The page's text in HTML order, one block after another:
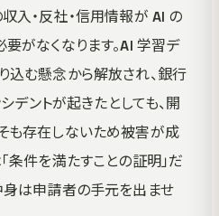
収入・反社・信用情報が AI の
がなくなります。AI 学習デ
込む懸念から解放され、銀行
デントが起きたとしても、開
も存在しないため被害が成
条件を満たすことの証明」だ
身は申請者の手元を出ませ